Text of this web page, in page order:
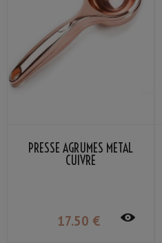
PRESSE AGRUMES MÉTAL
CUIVRE
17.50 €